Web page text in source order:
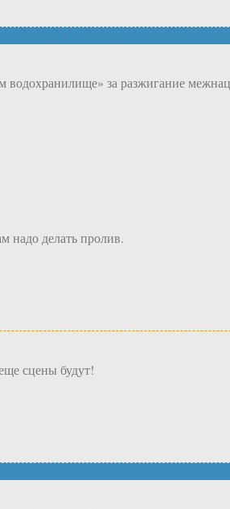
за разжигание
надо делать пролив.
сцены будут!